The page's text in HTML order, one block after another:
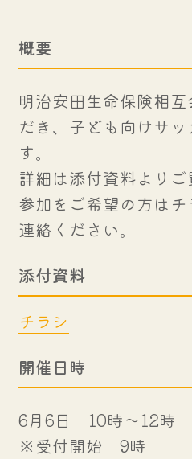
概要
明治安田生命保険相
だき、子ども向けサ
す。
詳細は添付資料よりご
参加をご希望の方は
連絡ください。
添付資料
チラシ
開催日時
6月6日 10時～12時
※受付開始 9時